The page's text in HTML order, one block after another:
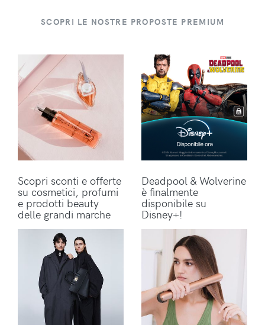
SCOPRI LE NOSTRE PROPOSTE PREMIUM
Scopri sconti e offerte
su cosmetici, profumi
e prodotti beauty
delle grandi marche
Deadpool & Wolverine
è finalmente
disponibile su
Disney+!